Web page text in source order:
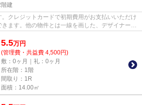
建
クレジットカードで初期費用がお支払いいただけ
ます。他の物件とは一線を画した、デザイナーズ
5.5万円
(管理費・共益費 4,500円)
敷：0ヶ月｜礼：0ヶ月
所在階：1階
間取り：1R
面積：14.00㎡